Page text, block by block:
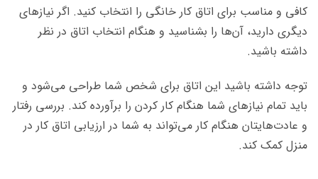
کافی و مناسب برای اتاق کار خانگی را انتخاب کنید. اگر نیازهای
دیگری دارید، آن‌ها را بشناسید و هنگام انتخاب اتاق در نظر
داشته باشید.
توجه داشته باشید این اتاق برای شخص شما طراحی می‌شود و
باید تمام نیازهای شما هنگام کار کردن را برآورده کند. بررسی رفتار
و عادت‌هایتان هنگام کار می‌تواند به شما در ارزیابی اتاق کار در
منزل کمک کند.